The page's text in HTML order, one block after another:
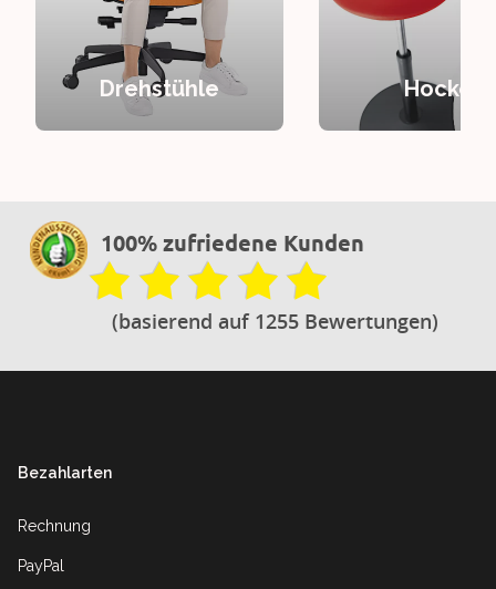
Drehstühle Hocker
100% zufriedene Kunden
(basierend auf 1255 Bewertungen)
Bezahlarten
Rechnung
PayPal